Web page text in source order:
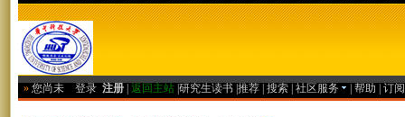
» 您尚未 登录 注册 返回主站 研究生读书 推荐 搜索 社区服务 帮助 订